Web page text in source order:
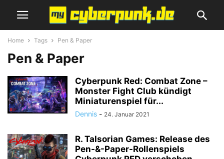
Home Tags Pen & Paper
Pen & Paper
Cyberpunk Red: Combat Zone –
Monster Fight Club kündigt
Miniaturenspiel für...
Dennis - 24. Januar 2021
R. Talsorian Games: Release des
Pen-&-Paper-Rollenspiels